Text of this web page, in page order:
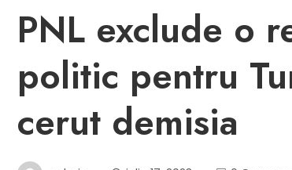
PNL exclude o
politic pentru
cerut demisia